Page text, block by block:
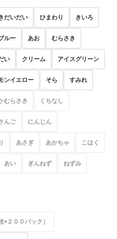
だいだい ひまわり きいろ
ルー あお むらさき
い クリーム アイスグリーン
ンイエロー そら すみれ
むらさき くちなし
んご にんじん
あさぎ あかちゃ こはく
あい ぎんねず ねずみ
２００パック）